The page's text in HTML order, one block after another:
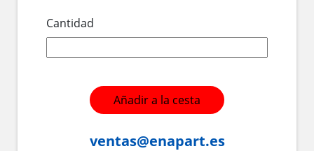
Cantidad
Añadir a la cesta
ventas@enapart.es